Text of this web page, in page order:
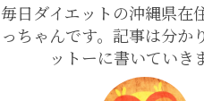
毎日ダイエットの沖縄県在
っちゃんです。記事は分か
ットーに書いていき